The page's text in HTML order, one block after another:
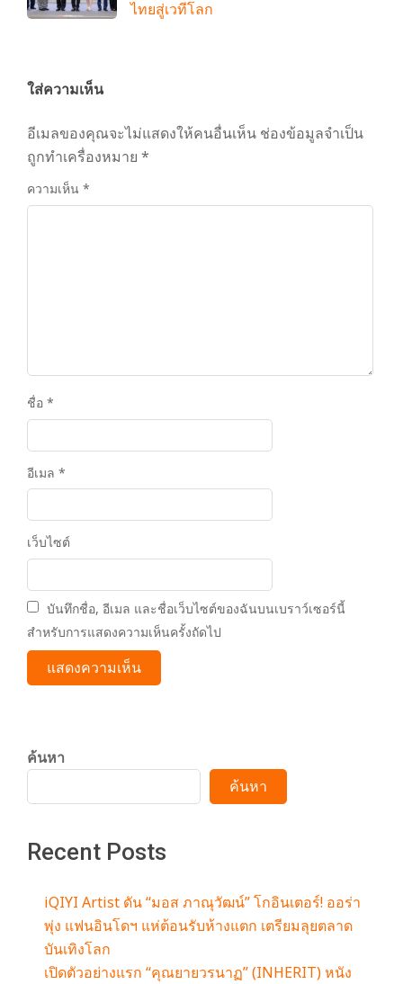
ไทยสู่เวทีโลก
ใส่ความเห็น
อีเมลของคุณจะไม่แสดงให้คนอื่นเห็น ช่องข้อมูลจำเป็น
ถูกทำเครื่องหมาย *
ความเห็น *
ชื่อ *
อีเมล *
เว็บไซต์
บันทึกชื่อ, อีเมล และชื่อเว็บไซต์ของฉันบนเบราว์เซอร์นี้
สำหรับการแสดงความเห็นครั้งถัดไป
ค้นหา
ค้นหา
Recent Posts
iQIYI Artist ดัน “มอส ภาณุวัฒน์” โกอินเตอร์! ออร่า
พุ่ง แฟนอินโดฯ แห่ต้อนรับห้างแตก เตรียมลุยตลาด
บันเทิงโลก
เปิดตัวอย่างแรก “คุณยายวรนาฏ” (INHERIT) หนัง